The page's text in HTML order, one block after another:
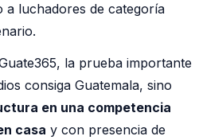
luchadores de categoría
la prueba importante
consiga Guatemala, sino
en una competencia
casa y con presencia de